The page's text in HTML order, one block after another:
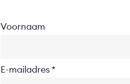
Voornaam
E-mailadres